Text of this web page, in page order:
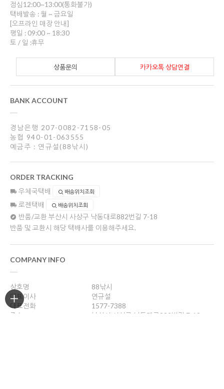
점심12:00~13:00(통화불가)
택배발송 : 월 ~ 금요일
[오프라인 매장 안내]
평일 : 09:00 ~ 18:30
토 / 일 :휴무
카카오톡 상담연결
상품문의
BANK ACCOUNT
경남은행 207-0082-7158-05
농협 940-01-063555
예금주 : 연규설(88낚시)
ORDER TRACKING
우체국택배 배송위치조회
로젠택배 배송위치조회
반품/교환 부산시 사상구 낙동대로882번길 7-18
반품 및 교환시 해당 택배사를 이용해주세요.
COMPANY INFO
상호명
88낚시
대표이사
연규설
대표전화
1577-7388
주소
부산시 사상구 낙동대로882번길 7-18